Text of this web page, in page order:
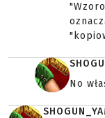
No